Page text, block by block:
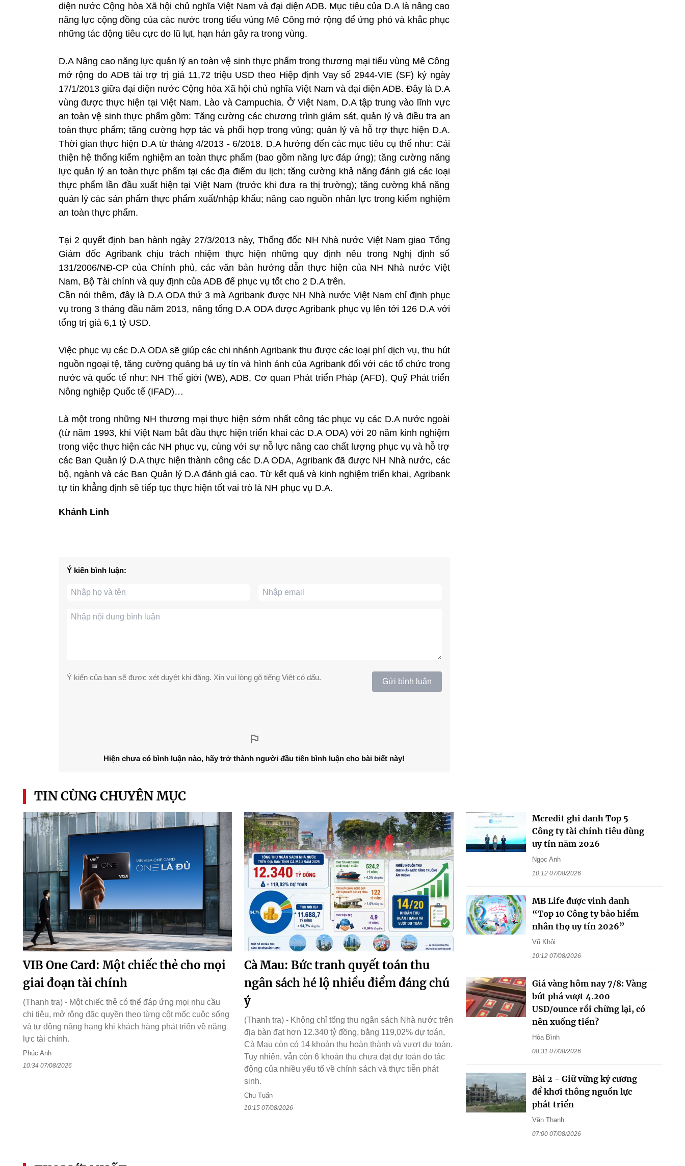
diện nước Cộng hòa Xã hội chủ nghĩa Việt Nam và đại diện ADB. Mục tiêu của D.A là nâng cao
năng lực cộng đồng của các nước trong tiểu vùng Mê Công mở rộng để ứng phó và khắc phục
những tác động tiêu cực do lũ lụt, hạn hán gây ra trong vùng.
D.A Nâng cao năng lực quản lý an toàn vệ sinh thực phẩm trong thương mại tiểu vùng Mê Công
mở rộng do ADB tài trợ trị giá 11,72 triệu USD theo Hiệp định Vay số 2944-VIE (SF) ký ngày
17/1/2013 giữa đại diện nước Cộng hòa Xã hội chủ nghĩa Việt Nam và đại diện ADB. Đây là D.A
vùng được thực hiện tại Việt Nam, Lào và Campuchia. Ở Việt Nam, D.A tập trung vào lĩnh vực
an toàn vệ sinh thực phẩm gồm: Tăng cường các chương trình giám sát, quản lý và điều tra an
toàn thực phẩm; tăng cường hợp tác và phối hợp trong vùng; quản lý và hỗ trợ thực hiện D.A.
Thời gian thực hiện D.A từ tháng 4/2013 - 6/2018. D.A hướng đến các mục tiêu cụ thể như: Cải
thiện hệ thống kiểm nghiệm an toàn thực phẩm (bao gồm năng lực đáp ứng); tăng cường năng
lực quản lý an toàn thực phẩm tại các địa điểm du lịch; tăng cường khả năng đánh giá các loại
thực phẩm lần đầu xuất hiện tại Việt Nam (trước khi đưa ra thị trường); tăng cường khả năng
quản lý các sản phẩm thực phẩm xuất/nhập khẩu; nâng cao nguồn nhân lực trong kiểm nghiệm
an toàn thực phẩm.
Tại 2 quyết định ban hành ngày 27/3/2013 này, Thống đốc NH Nhà nước Việt Nam giao Tổng
Giám đốc Agribank chịu trách nhiệm thực hiện những quy định nêu trong Nghị định số
131/2006/NĐ-CP của Chính phủ, các văn bản hướng dẫn thực hiện của NH Nhà nước Việt
Nam, Bộ Tài chính và quy định của ADB để phục vụ tốt cho 2 D.A trên.
Cần nói thêm, đây là D.A ODA thứ 3 mà Agribank được NH Nhà nước Việt Nam chỉ định phục
vụ trong 3 tháng đầu năm 2013, nâng tổng D.A ODA được Agribank phục vụ lên tới 126 D.A với
tổng trị giá 6,1 tỷ USD.
Việc phục vụ các D.A ODA sẽ giúp các chi nhánh Agribank thu được các loại phí dịch vụ, thu hút
nguồn ngoại tệ, tăng cường quảng bá uy tín và hình ảnh của Agribank đối với các tổ chức trong
nước và quốc tế như: NH Thế giới (WB), ADB, Cơ quan Phát triển Pháp (AFD), Quỹ Phát triển
Nông nghiệp Quốc tế (IFAD)…
Là một trong những NH thương mại thực hiện sớm nhất công tác phục vụ các D.A nước ngoài
(từ năm 1993, khi Việt Nam bắt đầu thực hiện triển khai các D.A ODA) với 20 năm kinh nghiệm
trong việc thực hiện các NH phục vụ, cùng với sự nỗ lực nâng cao chất lượng phục vụ và hỗ trợ
các Ban Quản lý D.A thực hiện thành công các D.A ODA, Agribank đã được NH Nhà nước, các
bộ, ngành và các Ban Quản lý D.A đánh giá cao. Từ kết quả và kinh nghiệm triển khai, Agribank
tự tin khẳng định sẽ tiếp tục thực hiện tốt vai trò là NH phục vụ D.A.
Khánh Linh
Ý kiến bình luận:
Ý kiến của bạn sẽ được xét duyệt khi đăng. Xin vui lòng gõ tiếng Việt có dấu. Gửi bình luận
Hiện chưa có bình luận nào, hãy trở thành người đầu tiên bình luận cho bài biết này!
TIN CÙNG CHUYÊN MỤC
VIB One Card: Một chiếc thẻ cho mọi
giai đoạn tài chính
(Thanh tra) - Một chiếc thẻ có thể đáp ứng mọi nhu cầu
chi tiêu, mở rộng đặc quyền theo từng cột mốc cuộc sống
và tự động nâng hạng khi khách hàng phát triển về năng
lực tài chính.
Phúc Anh
10:34 07/08/2026
Cà Mau: Bức tranh quyết toán thu
ngân sách hé lộ nhiều điểm đáng chú
ý
(Thanh tra) - Không chỉ tổng thu ngân sách Nhà nước trên
địa bàn đạt hơn 12.340 tỷ đồng, bằng 119,02% dự toán,
Cà Mau còn có 14 khoản thu hoàn thành và vượt dự toán.
Tuy nhiên, vẫn còn 6 khoản thu chưa đạt dự toán do tác
động của nhiều yếu tố về chính sách và thực tiễn phát
sinh.
Chu Tuấn
10:15 07/08/2026
Mcredit ghi danh Top 5
Công ty tài chính tiêu dùng
uy tín năm 2026
Ngọc Anh
10:12 07/08/2026
MB Life được vinh danh
“Top 10 Công ty bảo hiểm
nhân thọ uy tín 2026”
Vũ Khôi
10:12 07/08/2026
Giá vàng hôm nay 7/8: Vàng
bứt phá vượt 4.200
USD/ounce rồi chững lại, có
nên xuống tiền?
Hòa Bình
08:31 07/08/2026
Bài 2 - Giữ vững kỷ cương
để khơi thông nguồn lực
phát triển
Văn Thanh
07:00 07/08/2026